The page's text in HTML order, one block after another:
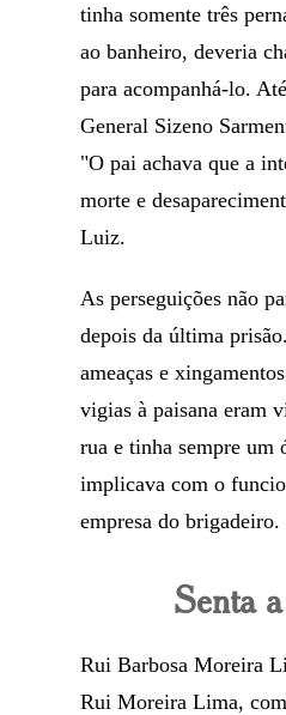
tinha somente três
ao banheiro, deveria
para acompanhá-lo.
General Sizeno
"O pai achava que a
morte e
Luiz.
As perseguições não
depois da última
ameaças e
vigias à paisana eram
rua e tinha sempre um
implicava com o
empresa do brigadeiro.
Senta
Rui Barbosa Moreira
Rui Moreira Lima,